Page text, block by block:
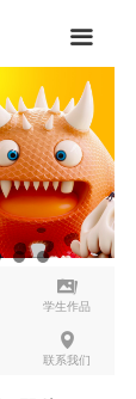
끡
学生作品
넹
联系我们
끀